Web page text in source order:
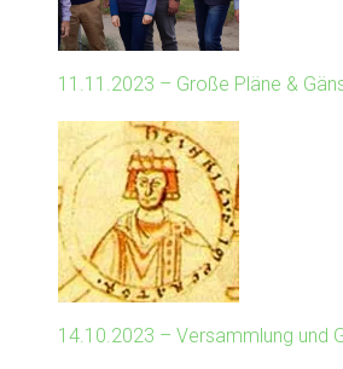
11.11.2023 – Große Pläne &
14.10.2023 – Versammlung und